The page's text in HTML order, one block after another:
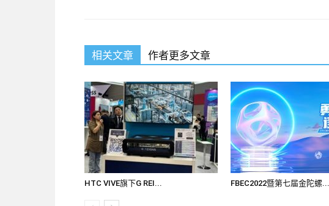
相关文章 作者更多文章
HTC VIVE旗下G REI... FBEC2022暨第七届金陀螺...